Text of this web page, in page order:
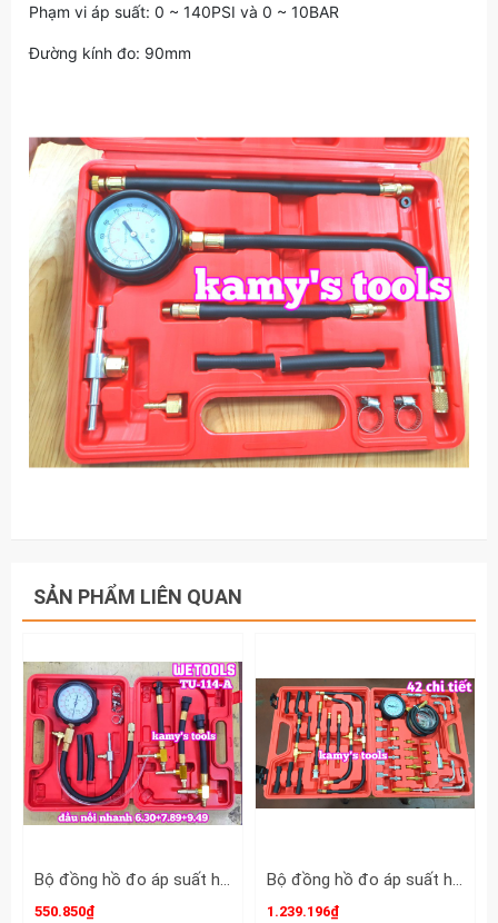
Phạm vi áp suất: 0 ~ 140PSI và 0 ~ 10BAR
Đường kính đo: 90mm
SẢN PHẨM LIÊN QUAN
Bộ đồng hồ đo áp suất hệ thống phun nhiên liệu động cơ bơm xăng TU-114-A với đầu nối nhanh 6.30+7.89+9.49 Wetools
550.850₫
Bộ đồng hồ đo áp suất hệ thống nhiên liệu động cơ bơm xăng 42 chi tiết TU-443, dụng cụ kiểm tra áp suất bơm xăng
1.239.196₫